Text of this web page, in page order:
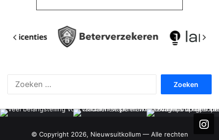
© Copyright 2026, Nieuwsuitkollum — Alle rechten